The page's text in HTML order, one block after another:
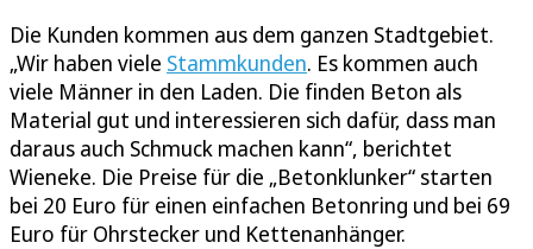
Die Kunden kommen aus dem ganzen Stadtgebiet.
„Wir haben viele Stammkunden. Es kommen auch
viele Männer in den Laden. Die finden Beton als
Material gut und interessieren sich dafür, dass man
daraus auch Schmuck machen kann“, berichtet
Wieneke. Die Preise für die „Betonklunker“ starten
bei 20 Euro für einen einfachen Betonring und bei 69
Euro für Ohrstecker und Kettenanhänger.